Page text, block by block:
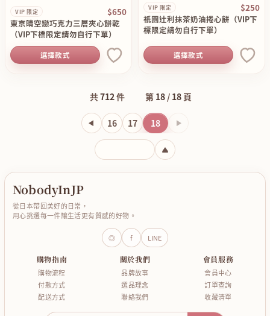
VIP 限定 $650
東京晴空戀巧克力三層夾心餅乾
（VIP下標限定請勿自行下單）
選擇款式
VIP 限定 $250
祇園辻利抹茶奶油捲心餅（VIP下
標限定請勿自行下單）
選擇款式
共712件 第 18 / 18 頁
16 17 18 下一頁
輸入頁碼
NobodyInJP
從日本帶回美好的日常，
用心挑選每一件讓生活更有質感的好物。
◎ f LINE
購物指南
購物流程
付款方式
配送方式
關於我們
品牌故事
選品理念
聯絡我們
會員服務
會員中心
訂單查詢
收藏清單